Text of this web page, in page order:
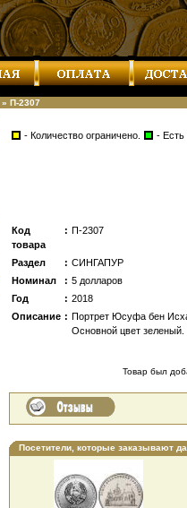
» П-2307
- Количество ограничено. - Есть
Код
товара
: П-2307
Раздел : СИНГАПУР
Номинал
: 5 долларов
Год
: 2018
Описание : Портрет Юсуфа бен
Основной цвет
Товар был
Посетители, которые заказывают